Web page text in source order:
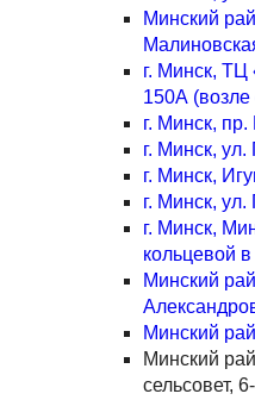
Минский
г. Минск,
150А (возле
г. Минск, пр.
г. Минск, ул.
г. Минск,
г. Минск,
г. Минск,
кольцевой
Минский
Минский
Минский
сельсовет,